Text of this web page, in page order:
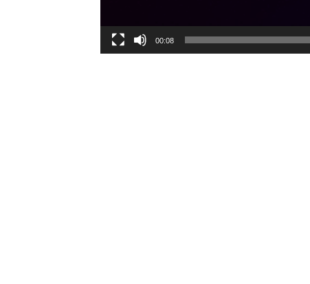
00:08